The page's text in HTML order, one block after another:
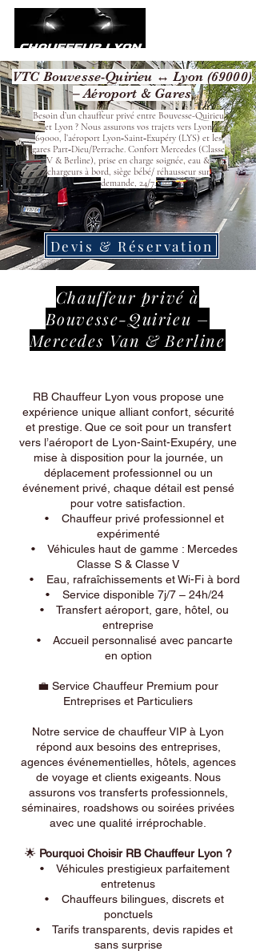
VTC Bouvesse-Quirieu ↔ Lyon (69000)
– Aéroport & Gares
Besoin d’un chauffeur privé entre Bouvesse-Quirieu
et Lyon ? Nous assurons vos trajets vers Lyon
69000, l’aéroport Lyon‑Saint‑Exupéry (LYS) et les
gares Part‑Dieu/Perrache. Confort Mercedes (Classe
V & Berline), prise en charge soignée, eau &
chargeurs à bord, siège bébé/ réhausseur sur
demande, 24/7.
Devis & Réservation
Chauffeur privé à
Bouvesse-Quirieu –
Mercedes Van & Berline
RB Chauffeur Lyon vous propose une
expérience unique alliant confort, sécurité
et prestige. Que ce soit pour un transfert
vers l’aéroport de Lyon-Saint-Exupéry, une
mise à disposition pour la journée, un
déplacement professionnel ou un
événement privé, chaque détail est pensé
pour votre satisfaction.
• Chauffeur privé professionnel et
expérimenté
• Véhicules haut de gamme : Mercedes
Classe S & Classe V
• Eau, rafraîchissements et Wi-Fi à bord
• Service disponible 7j/7 – 24h/24
• Transfert aéroport, gare, hôtel, ou
entreprise
• Accueil personnalisé avec pancarte
en option
💼 Service Chauffeur Premium pour
Entreprises et Particuliers
Notre service de chauffeur VIP à Lyon
répond aux besoins des entreprises,
agences événementielles, hôtels, agences
de voyage et clients exigeants. Nous
assurons vos transferts professionnels,
séminaires, roadshows ou soirées privées
avec une qualité irréprochable.
🌟 Pourquoi Choisir RB Chauffeur Lyon ?
• Véhicules prestigieux parfaitement
entretenus
• Chauffeurs bilingues, discrets et
ponctuels
• Tarifs transparents, devis rapides et
sans surprise